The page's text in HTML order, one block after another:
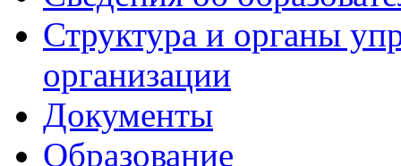
Структура и органы
организации
Документы
Образование